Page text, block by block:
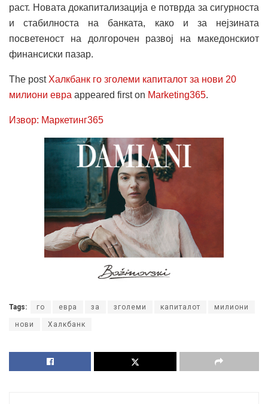
раст. Новата докапитализација е потврда за сигурноста
и стабилноста на банката, како и за нејзината
посветеност на долгорочен развој на македонскиот
финансиски пазар.
The post Халкбанк го зголеми капиталот за нови 20
милиони евра appeared first on Marketing365.
Извор: Маркетинг365
Tags: го евра за зголеми капиталот милиони
нови Халкбанк